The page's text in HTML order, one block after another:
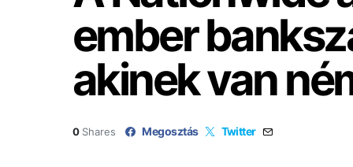
ember
akinek van
0 Shares Megosztás Twitter